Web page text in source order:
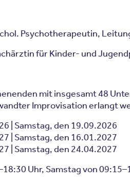
Psychotherapeutin,
für Kinder- und
mit insgesamt 48
Improvisation erlangt
| Samstag, den 19.09.2026
| Samstag, den 16.01.2027
| Samstag, den 24.04.2027
Uhr, Samstag von